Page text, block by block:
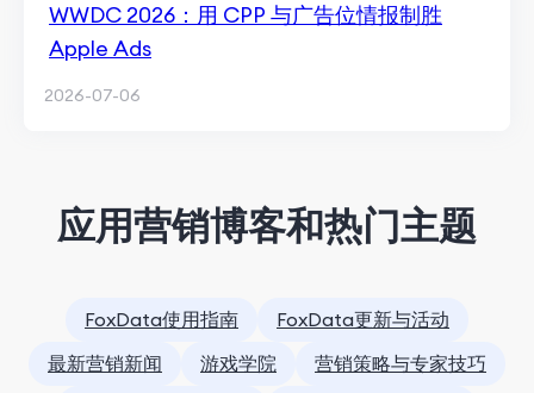
WWDC 2026：用 CPP 与广告位情报制胜
Apple Ads
2026-07-06
应用营销博客和热门主题
FoxData使用指南
FoxData更新与活动
最新营销新闻
游戏学院
营销策略与专家技巧